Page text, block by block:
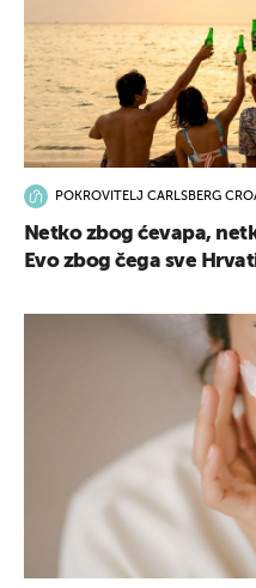
POKROVITELJ CARLSBERG
Netko zbog ćevapa,
Evo zbog čega sve